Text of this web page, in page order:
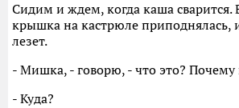
Сидим и ждем, когда каша сварится.
крышка на кастрюле приподнялась,
лезет.
- Мишка, - говорю, - что это? Почему
- Куда?